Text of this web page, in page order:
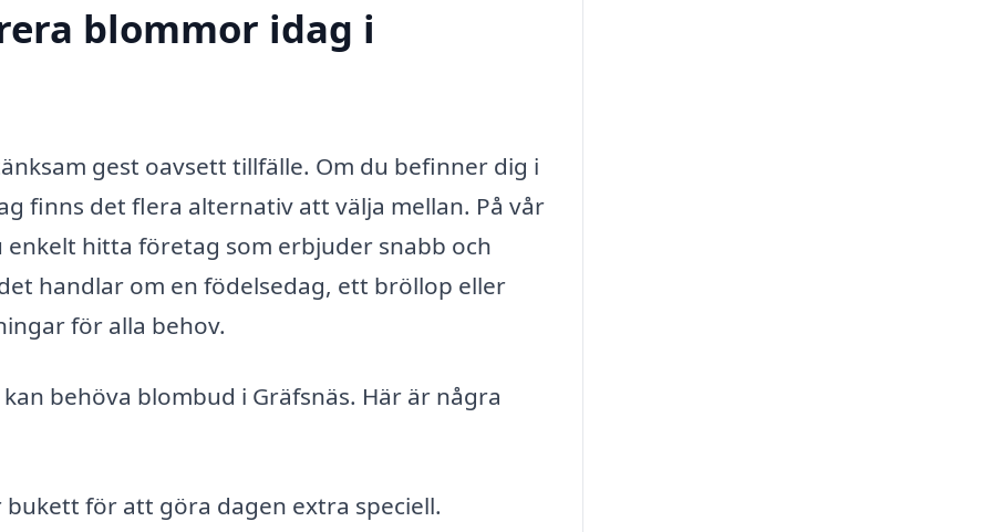
blommor idag i
gest oavsett tillfälle. Om du befinner dig i
finns det flera alternativ att välja mellan. På vår
hitta företag som erbjuder snabb och
handlar om en födelsedag, ett bröllop eller
för alla behov.
behöva blombud i Gräfsnäs. Här är några
bukett för att göra dagen extra speciell.